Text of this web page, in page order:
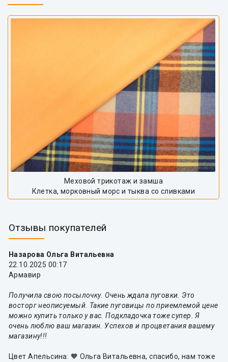
Меховой трикотаж и замша
Клетка, морковный морс и тыква со сливками
Отзывы покупателей
Назарова Ольга Витальевна
22.10.2025 00:17
Армавир
Получила свою посылочку. Очень ждала пуговки. Это
восторг неописуемый. Такие пуговицы по приемлемой цене
можно купить только у вас. Подкладочка тоже супер. Я
очень люблю ваш магазин. Успехов и процветания вашему
магазину!!!
Цвет Апельсина: 🧡 Ольга Витальевна, спасибо, нам тоже